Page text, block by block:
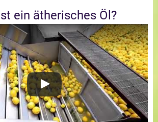
ein ätherisches Öl?